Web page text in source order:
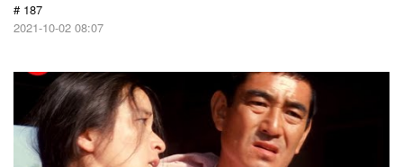
# 187
2021-10-02 08:07